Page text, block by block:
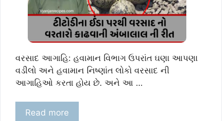
વરસાદ આગાહિ: હવામાન વિભાગ ઉપરાંત ઘણા આપણા
વડીલો અને હવામાન નિષ્ણાંત લોકો વરસાદ ની
આગાહિઓ કરતા હોય છે. અને આ …
Read more